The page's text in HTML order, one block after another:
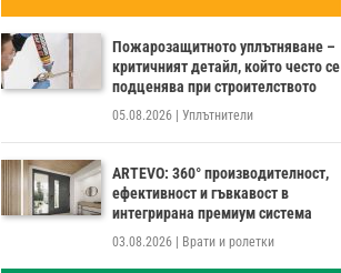
Пожарозащитното уплътняване –
критичният детайл, който често се
подценява при строителството
05.08.2026 Уплътнители
ARTEVO: 360° производителност,
ефективност и гъвкавост в
интегрирана премиум система
03.08.2026 Врати и ролетки